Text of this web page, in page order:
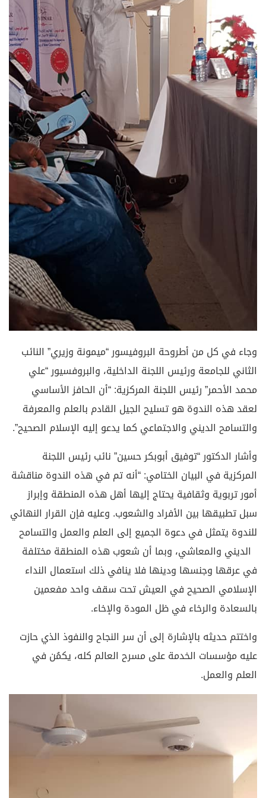
وجاء في كل من أطروحة البروفيسور “ميمونة وزيري” النائب
الثاني للجامعة ورئيس اللجنة الداخلية، والبروفسيور “علي
محمد الأحمر” رئيس اللجنة المركزية: “أن الحافز الأساسي
لعقد هذه الندوة هو تسليح الجيل القادم بالعلم والمعرفة
والتسامح الديني والاجتماعي كما يدعو إليه الإسلام الصحيح”.
وأشار الدكتور “توفيق أبوبكر حسين” نائب رئيس اللجنة
المركزية في البيان الختامي: “أنه تم في هذه الندوة مناقشة
أمور تربوية وثقافية يحتاج إليها أهل هذه المنطقة وإبراز
سبل تطبيقها بين الأفراد والشعوب. وعليه فإن القرار النهائي
للندوة يتمثل في دعوة الجميع إلى العلم والعمل والتسامح
الديني والمعاشي، وبما أن شعوب هذه المنطقة مختلفة
في عرقها وجنسها ودينها فلا ينافي ذلك استعمال النداء
الإسلامي الصحيح في العيش تحت سقف واحد مفعمين
بالسعادة والرخاء في ظل المودة والإخاء.
واختتم حديثه بالإشارة إلى أن سر النجاح والنفوذ الذي حازت
عليه مؤسسات الخدمة على مسرح العالم كله، يكمُن في
العلم والعمل.